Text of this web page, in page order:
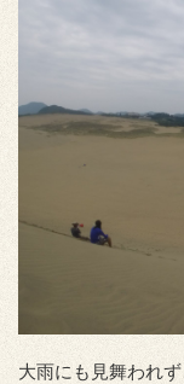
大雨にも見舞われず